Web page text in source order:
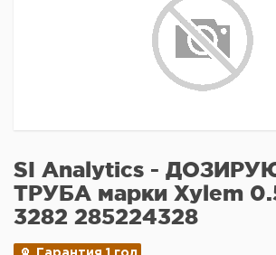
SI Analytics -
ТРУБА марки Xylem
3282 285224328